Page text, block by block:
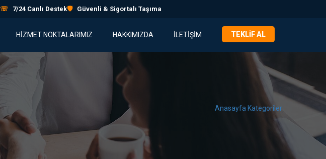
☏ 7/24 Canlı Destek🛡 Güvenli & Sigortalı Taşıma
HIZMET NOKTALARIMIZ HAKKIMIZDA İLETIŞIM TEKLIF AL
Anasayfa Kategoriler